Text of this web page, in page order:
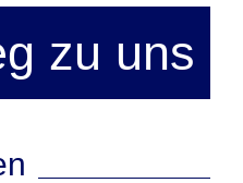
zu uns